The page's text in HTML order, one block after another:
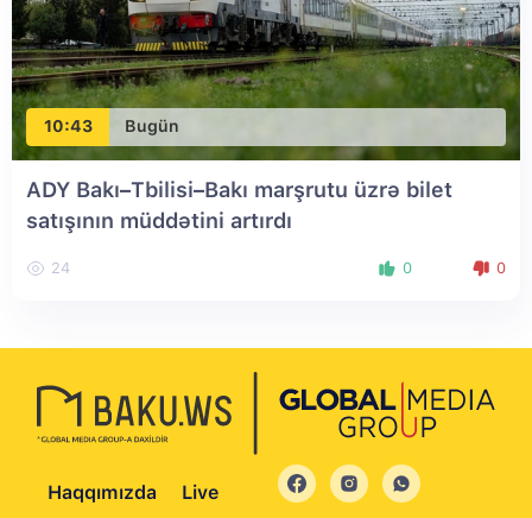
10:43 Bugün
ADY Bakı–Tbilisi–Bakı marşrutu üzrə bilet
satışının müddətini artırdı
24 0 0
Haqqımızda Live